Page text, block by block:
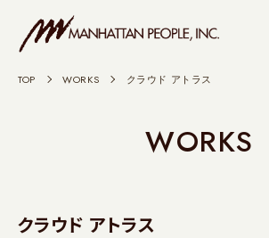
TOP > WORKS > クラウド アトラス
WORKS
クラウド アトラス